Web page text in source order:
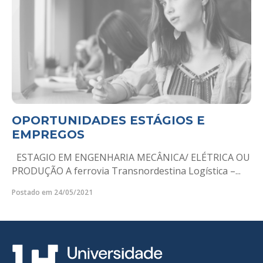
OPORTUNIDADES ESTÁGIOS E
EMPREGOS
ESTAGIO EM ENGENHARIA MECÂNICA/ ELÉTRICA OU
PRODUÇÃO A ferrovia Transnordestina Logística –...
Postado em 24/05/2021